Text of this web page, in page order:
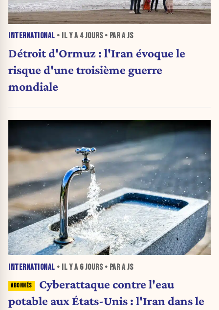
INTERNATIONAL • IL Y A 4 JOURS• PAR A JS
Détroit d'Ormuz : l'Iran évoque le
risque d'une troisième guerre
mondiale
INTERNATIONAL • IL Y A 6 JOURS• PAR A JS
Cyberattaque contre l'eau
potable aux États-Unis : l'Iran dans le